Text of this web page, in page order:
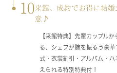
10来館、成約でお得に結
意♪
【来館特典】先輩カップル
る、シェフが腕を振るう豪
式・衣裳割引・アルバム・
えられる特別特典付！